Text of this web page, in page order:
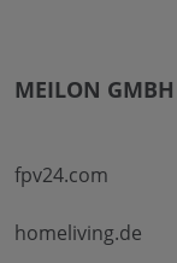
MEILON
fpv24.com
homeliving.de